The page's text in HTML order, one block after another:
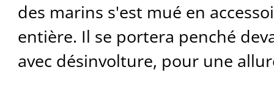
des marins s'est mué en
entière. Il se portera penché
avec désinvolture, pour une